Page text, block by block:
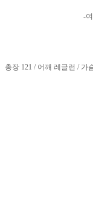
-
총장 121 / 어깨 레글런 / 가